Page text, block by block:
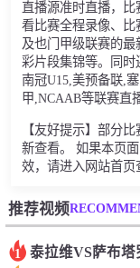
直播源准时直播，
看比赛全程录像、
及也门甲级联赛的
彩片段集锦等。同时
南冠U15,美预备联,
甲,NCAAB等联赛直
【友好提示】部分
新查看。 如果本页
效，请进入网站首页
推荐视频
1 泰拉维VS萨布塔